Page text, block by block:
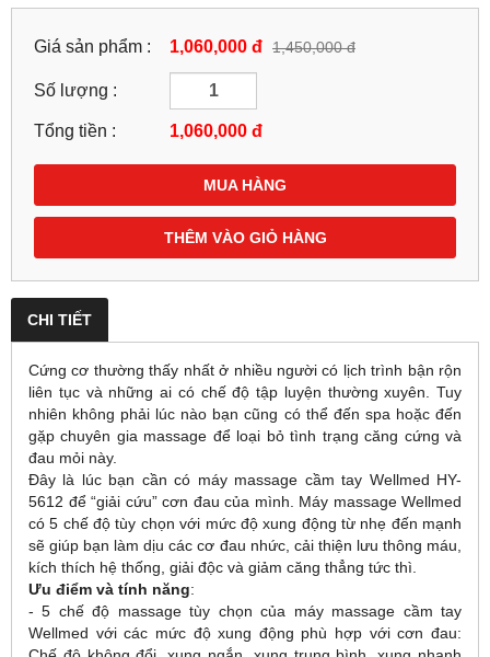
Giá sản phẩm : 1,060,000 đ 1,450,000 đ
Số lượng :
Tổng tiền : 1,060,000 đ
MUA HÀNG
THÊM VÀO GIỎ HÀNG
CHI TIẾT
Cứng cơ thường thấy nhất ở nhiều người có lịch trình bận rộn
liên tục và những ai có chế độ tập luyện thường xuyên. Tuy
nhiên không phải lúc nào bạn cũng có thể đến spa hoặc đến
gặp chuyên gia massage để loại bỏ tình trạng căng cứng và
đau mỏi này.
Đây là lúc bạn cần có máy massage cầm tay Wellmed HY-
5612 để “giải cứu” cơn đau của mình. Máy massage Wellmed
có 5 chế độ tùy chọn với mức độ xung động từ nhẹ đến mạnh
sẽ giúp bạn làm dịu các cơ đau nhức, cải thiện lưu thông máu,
kích thích hệ thống, giải độc và giảm căng thẳng tức thì.
Ưu điểm và tính năng:
- 5 chế độ massage tùy chọn của máy massage cầm tay
Wellmed với các mức độ xung động phù hợp với cơn đau: